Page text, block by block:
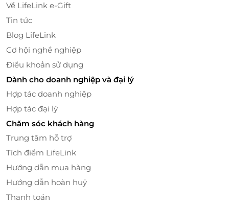
Nhà hàng Mermaid mang đến bạn với thực đơn 100
món ăn truyền thống 3 miền đặc sắc. Mỗi món ăn sẽ
gây thương nhớ với hương vị độc đáo, đa dạng,
mang đậm bản sắc văn hóa của mỗi vùng miền.
Về LifeLink e-Gift
Tin tức
Blog LifeLink
Cơ hội nghề nghiệp
Điều khoản sử dụng
Dành cho doanh nghiệp và đại lý
Hợp tác doanh nghiệp
Hợp tác đại lý
Chăm sóc khách hàng
Trung tâm hỗ trợ
Tích điểm LifeLink
Hướng dẫn mua hàng
Hướng dẫn hoàn huỷ
Thanh toán